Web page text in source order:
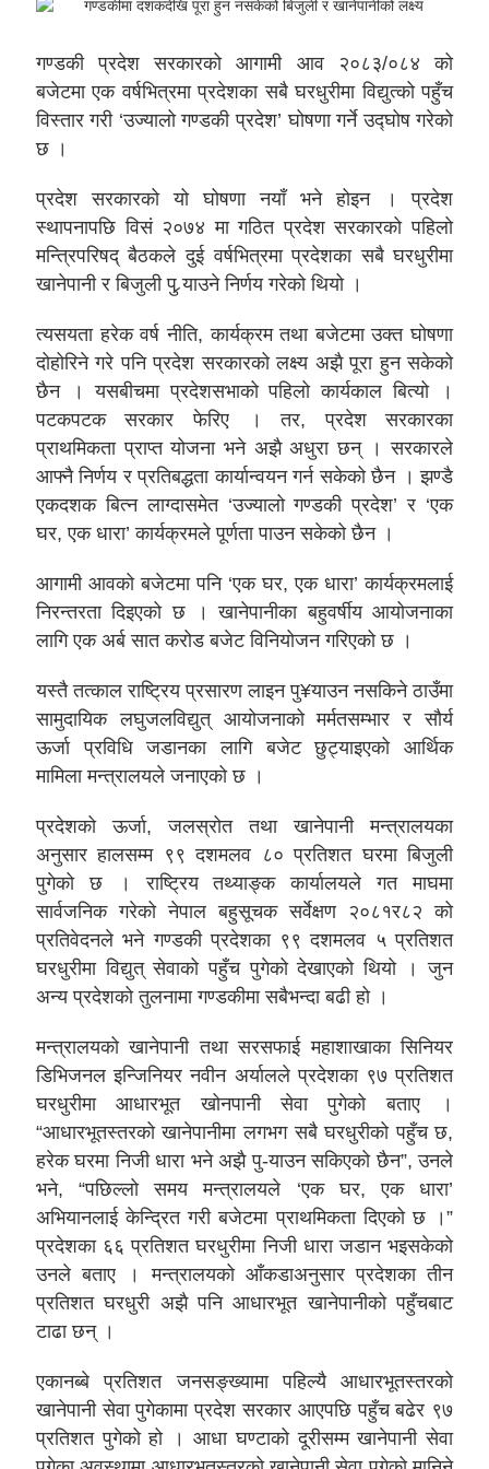
गण्डकी प्रदेश सरकारको आगामी आव २०८३/०८४ को
बजेटमा एक वर्षभित्रमा प्रदेशका सबै घरधुरीमा विद्युत्को पहुँच
विस्तार गरी ‘उज्यालो गण्डकी प्रदेश’ घोषणा गर्ने उद्घोष गरेको
छ ।
प्रदेश सरकारको यो घोषणा नयाँ भने होइन । प्रदेश
स्थापनापछि विसं २०७४ मा गठित प्रदेश सरकारको पहिलो
मन्त्रिपरिषद् बैठकले दुई वर्षभित्रमा प्रदेशका सबै घरधुरीमा
खानेपानी र बिजुली पु र्‍याउने निर्णय गरेको थियो ।
त्यसयता हरेक वर्ष नीति, कार्यक्रम तथा बजेटमा उक्त घोषणा
दोहोरिने गरे पनि प्रदेश सरकारको लक्ष्य अझै पूरा हुन सकेको
छैन । यसबीचमा प्रदेशसभाको पहिलो कार्यकाल बित्यो ।
पटकपटक सरकार फेरिए । तर, प्रदेश सरकारका
प्राथमिकता प्राप्त योजना भने अझै अधुरा छन् । सरकारले
आफ्नै निर्णय र प्रतिबद्धता कार्यान्वयन गर्न सकेको छैन । झण्डै
एकदशक बित्न लाग्दासमेत ‘उज्यालो गण्डकी प्रदेश’ र ‘एक
घर, एक धारा’ कार्यक्रमले पूर्णता पाउन सकेको छैन ।
आगामी आवको बजेटमा पनि ‘एक घर, एक धारा’ कार्यक्रमलाई
निरन्तरता दिइएको छ । खानेपानीका बहुवर्षीय आयोजनाका
लागि एक अर्ब सात करोड बजेट विनियोजन गरिएको छ ।
यस्तै तत्काल राष्ट्रिय प्रसारण लाइन पु¥याउन नसकिने ठाउँमा
सामुदायिक लघुजलविद्युत् आयोजनाको मर्मतसम्भार र सौर्य
ऊर्जा प्रविधि जडानका लागि बजेट छुट्याइएको आर्थिक
मामिला मन्त्रालयले जनाएको छ ।
प्रदेशको ऊर्जा, जलस्रोत तथा खानेपानी मन्त्रालयका
अनुसार हालसम्म ९९ दशमलव ८० प्रतिशत घरमा बिजुली
पुगेको छ । राष्ट्रिय तथ्याङ्क कार्यालयले गत माघमा
सार्वजनिक गरेको नेपाल बहुसूचक सर्वेक्षण २०८१र८२ को
प्रतिवेदनले भने गण्डकी प्रदेशका ९९ दशमलव ५ प्रतिशत
घरधुरीमा विद्युत् सेवाको पहुँच पुगेको देखाएको थियो । जुन
अन्य प्रदेशको तुलनामा गण्डकीमा सबैभन्दा बढी हो ।
मन्त्रालयको खानेपानी तथा सरसफाई महाशाखाका सिनियर
डिभिजनल इन्जिनियर नवीन अर्यालले प्रदेशका ९७ प्रतिशत
घरधुरीमा आधारभूत खोनपानी सेवा पुगेको बताए ।
“आधारभूतस्तरको खानेपानीमा लगभग सबै घरधुरीको पहुँच छ,
हरेक घरमा निजी धारा भने अझै पु-याउन सकिएको छैन”, उनले
भने, “पछिल्लो समय मन्त्रालयले ‘एक घर, एक धारा’
अभियानलाई केन्द्रित गरी बजेटमा प्राथमिकता दिएको छ ।”
प्रदेशका ६६ प्रतिशत घरधुरीमा निजी धारा जडान भइसकेको
उनले बताए । मन्त्रालयको आँकडाअनुसार प्रदेशका तीन
प्रतिशत घरधुरी अझै पनि आधारभूत खानेपानीको पहुँचबाट
टाढा छन् ।
एकानब्बे प्रतिशत जनसङ्ख्यामा पहिल्यै आधारभूतस्तरको
खानेपानी सेवा पुगेकामा प्रदेश सरकार आएपछि पहुँच बढेर ९७
प्रतिशत पुगेको हो । आधा घण्टाको दूरीसम्म खानेपानी सेवा